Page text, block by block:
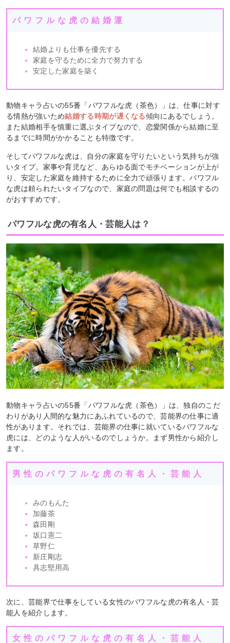
パワフルな虎の結婚運
結婚よりも仕事を優先する
家庭を守るために全力で努力する
安定した家庭を築く
動物キャラ占いの55番「パワフルな虎（茶色）」は、仕事に対す
る情熱が強いため結婚する時期が遅くなる傾向にあるでしょう。
また結婚相手を慎重に選ぶタイプなので、恋愛関係から結婚に至
るまでに時間がかかることも特徴です。
そしてパワフルな虎は、自分の家庭を守りたいという気持ちが強
いタイプ。家事や育児など、あらゆる面でモチベーションが上が
り、安定した家庭を維持するために全力で頑張ります。パワフル
な虎は頼られたいタイプなので、家庭の問題は何でも相談するの
がおすすめです。
パワフルな虎の有名人・芸能人は？
動物キャラ占いの55番「パワフルな虎（茶色）」は、独自のこだ
わりがあり人間的な魅力にあふれているので、芸能界の仕事に適
性があります。それでは、芸能界の仕事に就いているパワフルな
虎には、どのような人がいるのでしょうか。まず男性から紹介し
ます。
男性のパワフルな虎の有名人・芸能人
みのもんた
加藤茶
森田剛
坂口憲二
草野仁
新庄剛志
具志堅用高
次に、芸能界で仕事をしている女性のパワフルな虎の有名人・芸
能人を紹介します。
女性のパワフルな虎の有名人・芸能人